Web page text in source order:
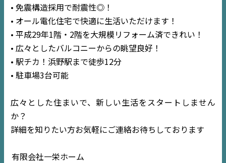
TOP
• 免震構造採用で耐震性◎！
• オール電化住宅で快適に生活いただけます！
• 平成29年1階・2階を大規模リフォーム済できれい！
• 広々としたバルコニーからの眺望良好！
• 駅チカ！浜野駅まで徒歩12分
• 駐車場3台可能
広々とした住まいで、新しい生活をスタートしません
か？
詳細を知りたい方お気軽にご連絡お待ちしております
有限会社一栄ホーム